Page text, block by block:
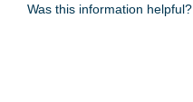
Was this information helpful?